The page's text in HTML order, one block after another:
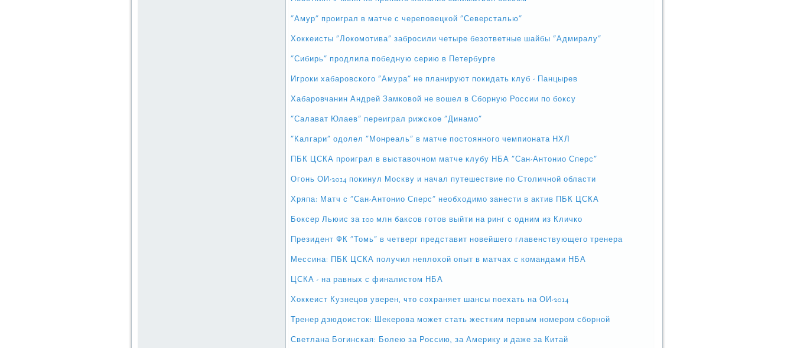
"Амур" проиграл в матче с череповецкой "Северсталью"
Хоккеисты "Локомотива" забросили четыре безответные шайбы "Адмиралу"
"Сибирь" продлила победную серию в Петербурге
Игроки хабаровского "Амура" не планируют покидать клуб - Панцырев
Хабаровчанин Андрей Замковой не вошел в Сборную России по боксу
"Салават Юлаев" переиграл рижское "Динамо"
"Калгари" одолел "Монреаль" в матче постоянного чемпионата НХЛ
ПБК ЦСКА проиграл в выставочном матче клубу НБА "Сан-Антонио Сперс"
Огонь ОИ-2014 покинул Москву и начал путешествие по Столичной области
Хряпа: Матч с "Сан-Антонио Сперс" необходимо занести в актив ПБК ЦСКА
Боксер Льюис за 100 млн баксов готов выйти на ринг с одним из Кличко
Президент ФК "Томь" в четверг представит новейшего главенствующего тренера
Мессина: ПБК ЦСКА получил неплохой опыт в матчах с командами НБА
ЦСКА - на равных с финалистом НБА
Хоккеист Кузнецов уверен, что сохраняет шансы поехать на ОИ-2014
Тренер дзюдоисток: Шекерова может стать жестким первым номером сборной
Светлана Богинская: Болею за Россию, за Америку и даже за Китай